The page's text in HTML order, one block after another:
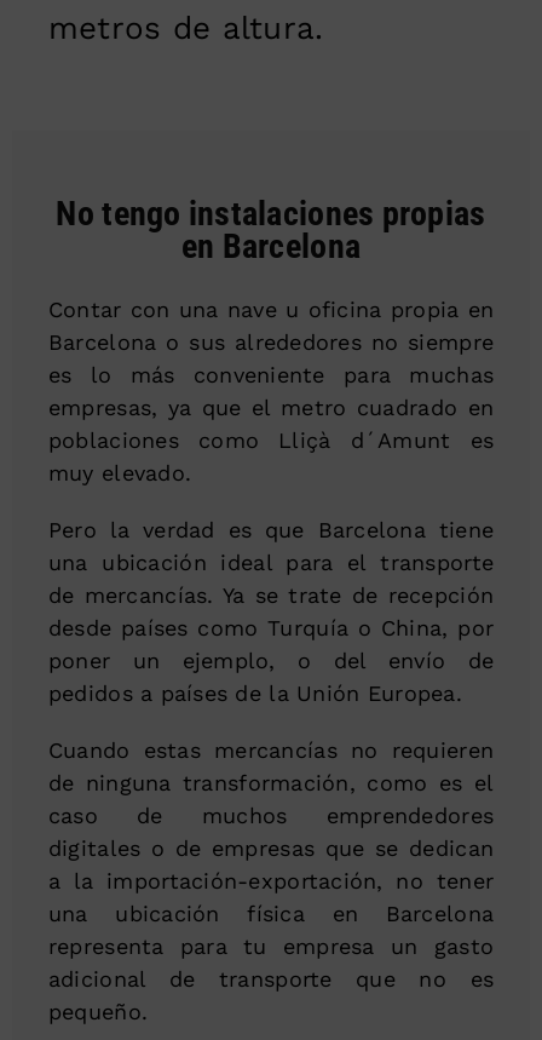
metros de altura.
No tengo instalaciones propias
en Barcelona
Contar con una nave u oficina propia en
Barcelona o sus alrededores no siempre
es lo más conveniente para muchas
empresas, ya que el metro cuadrado en
poblaciones como Lliçà d´Amunt es
muy elevado.
Pero la verdad es que Barcelona tiene
una ubicación ideal para el transporte
de mercancías. Ya se trate de recepción
desde países como Turquía o China, por
poner un ejemplo, o del envío de
pedidos a países de la Unión Europea.
Cuando estas mercancías no requieren
de ninguna transformación, como es el
caso de muchos emprendedores
digitales o de empresas que se dedican
a la importación-exportación, no tener
una ubicación física en Barcelona
representa para tu empresa un gasto
adicional de transporte que no es
pequeño.